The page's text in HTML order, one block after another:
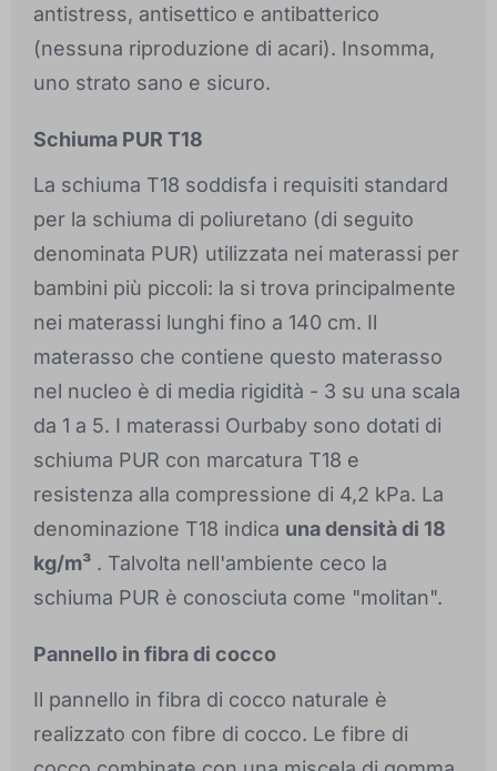
antistress, antisettico e antibatterico
(nessuna riproduzione di acari). Insomma,
uno strato sano e sicuro.
Schiuma PUR T18
La schiuma T18 soddisfa i requisiti standard
per la schiuma di poliuretano (di seguito
denominata PUR) utilizzata nei materassi per
bambini più piccoli: la si trova principalmente
nei materassi lunghi fino a 140 cm. Il
materasso che contiene questo materasso
nel nucleo è di media rigidità - 3 su una scala
da 1 a 5. I materassi Ourbaby sono dotati di
schiuma PUR con marcatura T18 e
resistenza alla compressione di 4,2 kPa. La
denominazione T18 indica una densità di 18
kg/m³ . Talvolta nell'ambiente ceco la
schiuma PUR è conosciuta come "molitan".
Pannello in fibra di cocco
Il pannello in fibra di cocco naturale è
realizzato con fibre di cocco. Le fibre di